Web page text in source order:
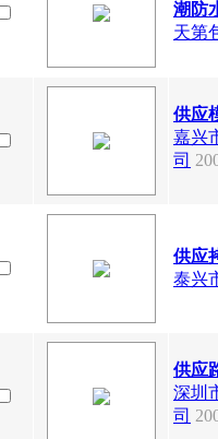
潮防
天第
供应
嘉兴
司
供应
泰兴
供应
深圳
司